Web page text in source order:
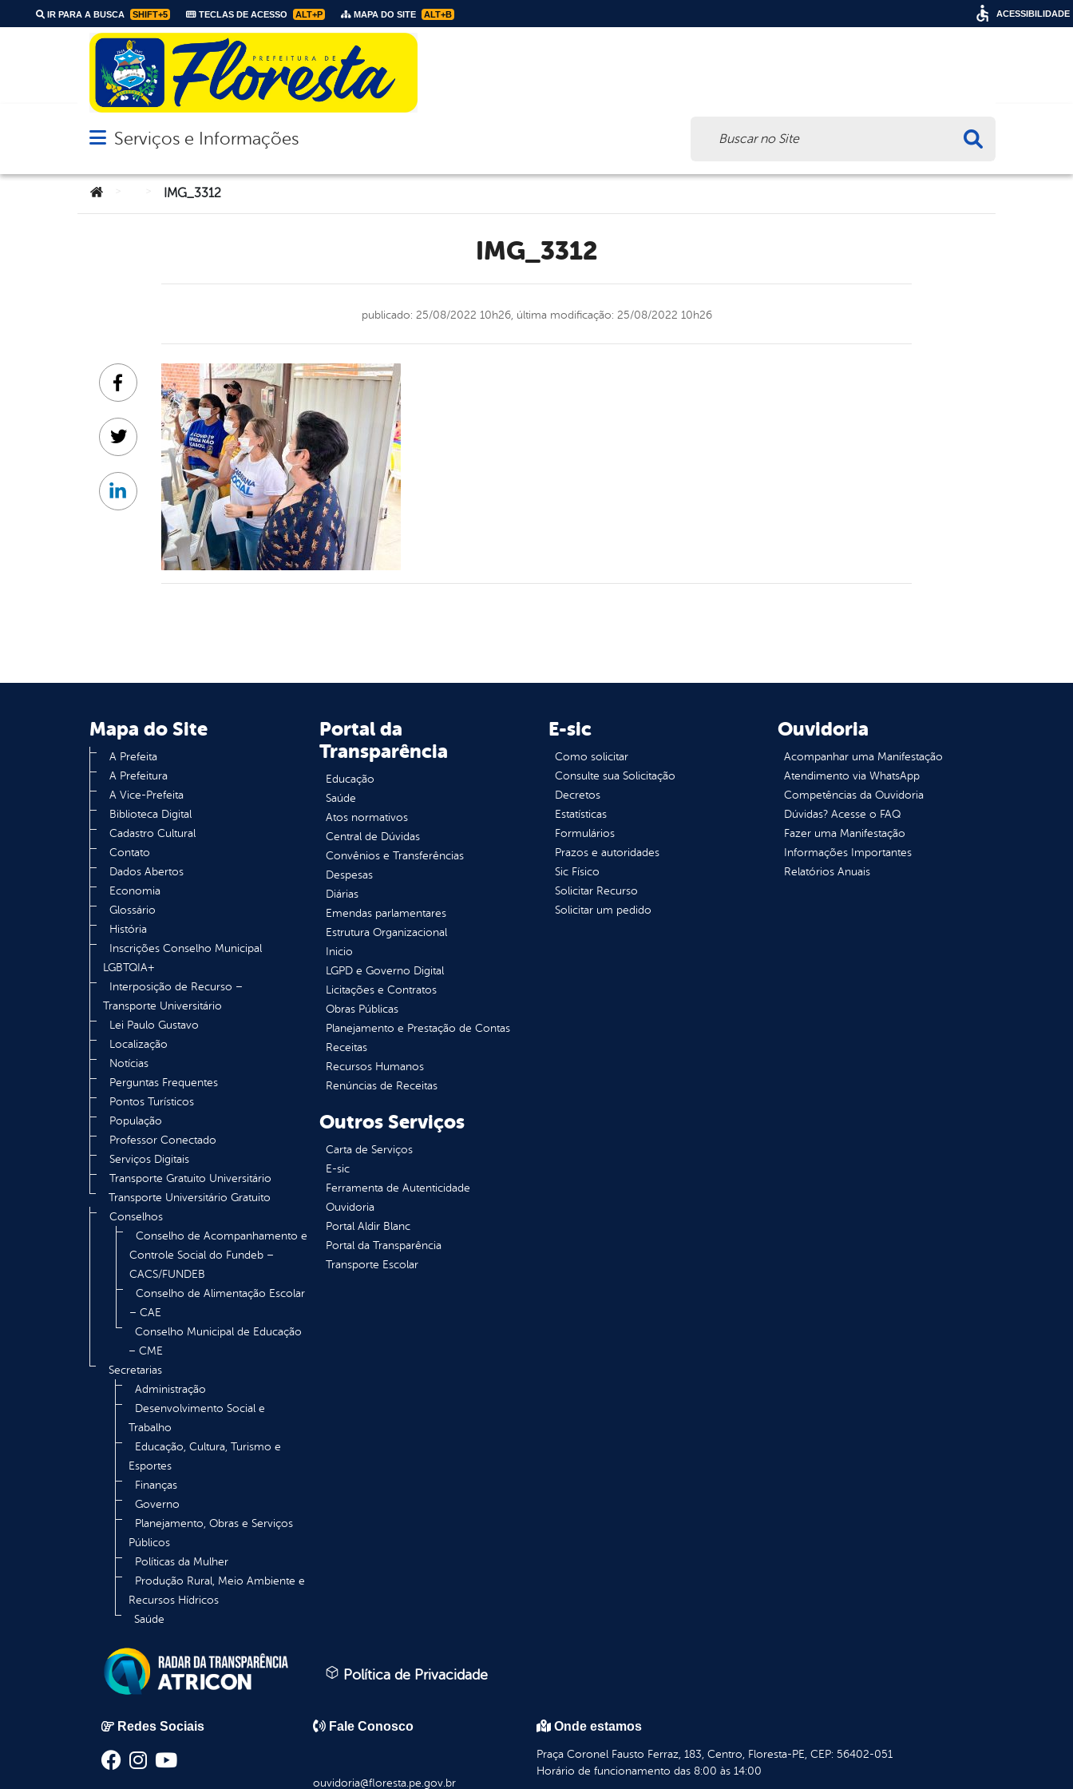
IR PARA A BUSCA SHIFT+5 TECLAS DE ACESSO ALT+P MAPA DO SITE ALT+B
Abrir menu principal de navegação
Serviços e Informações
Você está aqui:IMG_3312
IMG_3312
publicado: 25/08/2022 10h26, última modificação: 25/08/2022 10h26
Facebook
Twitter
Linkedin
Mapa do Site
A Prefeita
A Prefeitura
A Vice-Prefeita
Biblioteca Digital
Cadastro Cultural
Contato
Dados Abertos
Economia
Glossário
História
Inscrições Conselho Municipal
LGBTQIA+
Interposição de Recurso –
Transporte Universitário
Lei Paulo Gustavo
Localização
Notícias
Perguntas Frequentes
Pontos Turísticos
População
Professor Conectado
Serviços Digitais
Transporte Gratuito Universitário
Transporte Universitário Gratuito
Conselhos
Conselho de Acompanhamento e
Controle Social do Fundeb –
CACS/FUNDEB
Conselho de Alimentação Escolar
– CAE
Conselho Municipal de Educação
– CME
Secretarias
Administração
Desenvolvimento Social e
Trabalho
Educação, Cultura, Turismo e
Esportes
Finanças
Governo
Planejamento, Obras e Serviços
Públicos
Políticas da Mulher
Produção Rural, Meio Ambiente e
Recursos Hídricos
Saúde
Portal da
Transparência
Educação
Saúde
Atos normativos
Central de Dúvidas
Convênios e Transferências
Despesas
Diárias
Emendas parlamentares
Estrutura Organizacional
Inicio
LGPD e Governo Digital
Licitações e Contratos
Obras Públicas
Planejamento e Prestação de Contas
Receitas
Recursos Humanos
Renúncias de Receitas
E-sic
Como solicitar
Consulte sua Solicitação
Decretos
Estatísticas
Formulários
Prazos e autoridades
Sic Físico
Solicitar Recurso
Solicitar um pedido
Ouvidoria
Acompanhar uma Manifestação
Atendimento via WhatsApp
Competências da Ouvidoria
Dúvidas? Acesse o FAQ
Fazer uma Manifestação
Informações Importantes
Relatórios Anuais
Outros Serviços
Carta de Serviços
E-sic
Ferramenta de Autenticidade
Ouvidoria
Portal Aldir Blanc
Portal da Transparência
Transporte Escolar
Política de Privacidade
Redes Sociais Fale Conosco
ouvidoria@floresta.pe.gov.br
Onde estamos
Praça Coronel Fausto Ferraz, 183, Centro, Floresta-PE, CEP: 56402-051
Horário de funcionamento das 8:00 às 14:00
ACESSIBILIDADE